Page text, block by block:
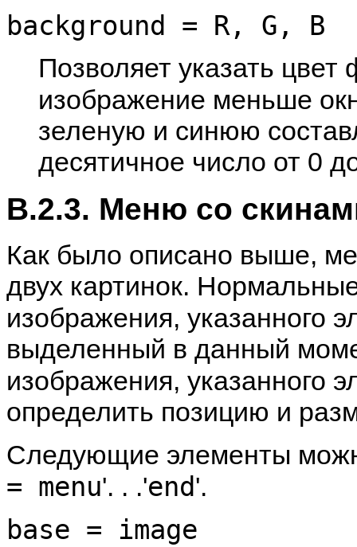
background = R, G, B
Позволяет указать
изображение меньше
зеленую и синюю
десятичное число от 0
B.2.3. Меню со
Как было описано выше,
двух картинок.
изображения, указанного
выделенный в данный
изображения, указанного
определить позицию и
Следующие элементы
= menu'. . .'end'.
base = image